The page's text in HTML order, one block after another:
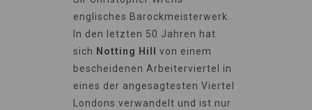
englisches Barockmeisterwerk.
In den letzten 50 Jahren hat
sich Notting Hill
von einem
bescheidenen Arbeiterviertel in
eines der angesagtesten Viertel
Londons verwandelt und ist nur